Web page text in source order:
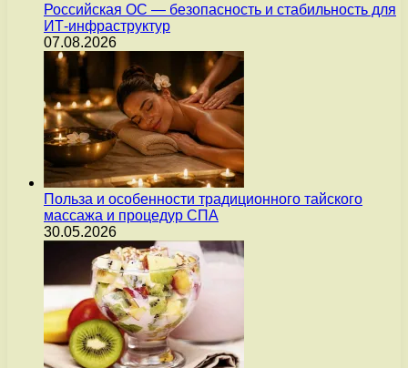
Российская ОС — безопасность и стабильность для
ИТ-инфраструктур
07.08.2026
Польза и особенности традиционного тайского
массажа и процедур СПА
30.05.2026